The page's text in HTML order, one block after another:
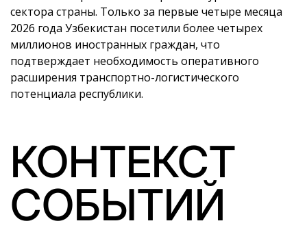
сектора страны. Только за первые четыре месяца
2026 года Узбекистан посетили более четырех
миллионов иностранных граждан, что
подтверждает необходимость оперативного
расширения транспортно-логистического
потенциала республики.
КОНТЕКСТ
СОБЫТИЙ